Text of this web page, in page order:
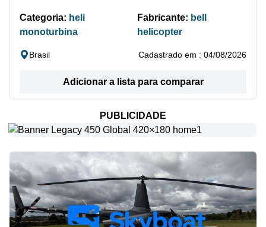
Categoria: heli
monoturbina
Fabricante: bell
helicopter
Brasil Cadastrado em : 04/08/2026
Adicionar a lista para comparar
PUBLICIDADE